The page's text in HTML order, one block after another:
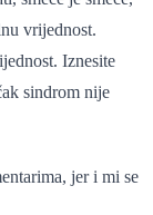
vrijednost.
Iznesite
sindrom nije
jer i mi se